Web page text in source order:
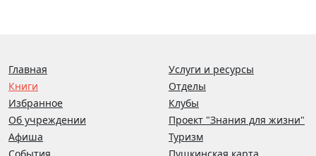
Главная
Книги
Избранное
Об учреждении
Афиша
Услуги и ресурсы
Отделы
Клубы
Проект "Знания для жизни"
Туризм